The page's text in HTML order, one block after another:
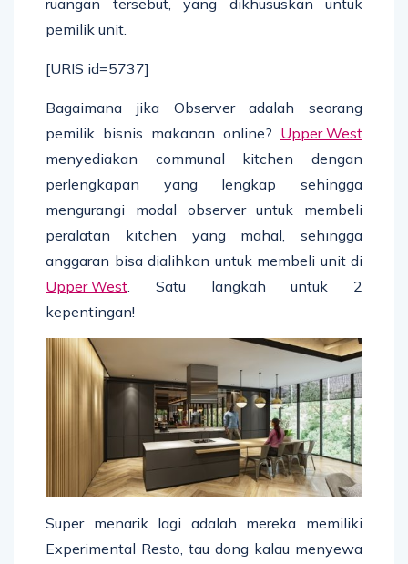
pemilik unit.
[URIS id=5737]
Bagaimana jika Observer adalah seorang
pemilik bisnis makanan online? Upper West
menyediakan communal kitchen dengan
perlengkapan yang lengkap sehingga
mengurangi modal observer untuk membeli
peralatan kitchen yang mahal, sehingga
anggaran bisa dialihkan untuk membeli unit di
Upper West . Satu langkah untuk 2
kepentingan!
Super menarik lagi adalah mereka memiliki
Experimental Resto, tau dong kalau menyewa